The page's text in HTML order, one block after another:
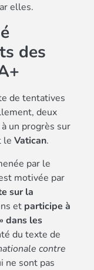
elles.
des
de tentatives
deux
un progrès sur
le Vatican.
par le
motivée par
sur la
et participe à
» dans les
du texte de
contre
ne sont pas